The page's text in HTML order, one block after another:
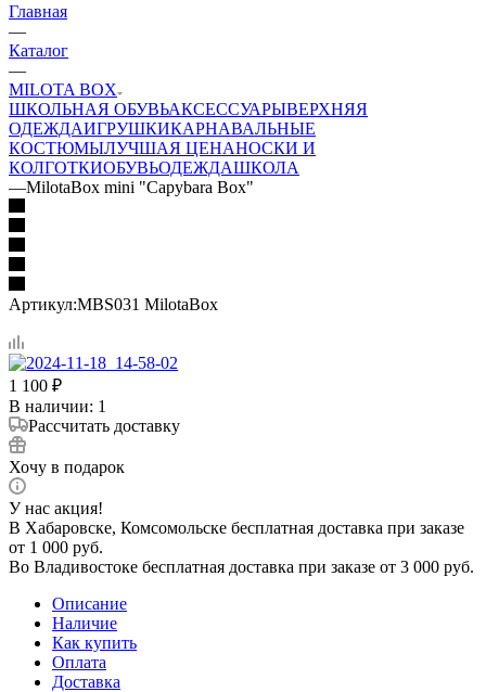
Главная
—
Каталог
—
MILOTA BOX
ШКОЛЬНАЯ ОБУВЬАКСЕССУАРЫВЕРХНЯЯ
ОДЕЖДАИГРУШКИКАРНАВАЛЬНЫЕ
КОСТЮМЫЛУЧШАЯ ЦЕНАНОСКИ И
КОЛГОТКИОБУВЬОДЕЖДАШКОЛА
—MilotaBox mini "Capybara Box"
Артикул:MBS031 MilotaBox
1 100 ₽
В наличии: 1
Рассчитать доставку
Хочу в подарок
У нас акция!
В Хабаровске, Комсомольске бесплатная доставка при заказе
от 1 000 руб.
Во Владивостоке бесплатная доставка при заказе от 3 000 руб.
Описание
Наличие
Как купить
Оплата
Доставка